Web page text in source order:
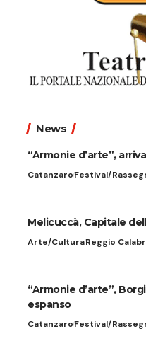
News
“Armonie d’arte”,
CatanzaroFestival/
Melicuccà, Capitale
Arte/CulturaReggio
“Armonie d’arte”,
espanso
CatanzaroFestival/